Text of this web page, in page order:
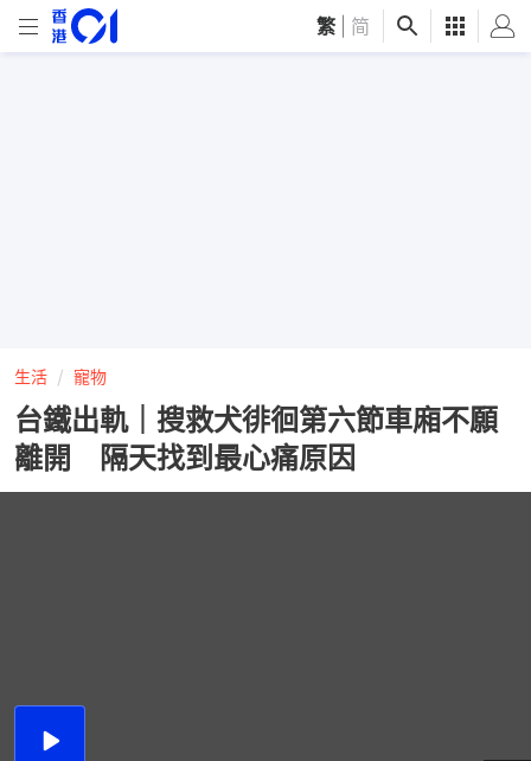
繁 简
生活 寵物
台鐵出軌｜搜救犬徘徊第六節車廂不願
離開 隔天找到最心痛原因
播